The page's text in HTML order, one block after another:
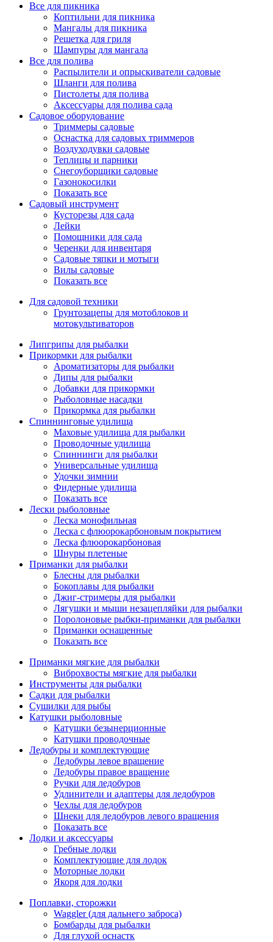
Все для пикника
Коптильни для пикника
Мангалы для пикника
Решетка для гриля
Шампуры для мангала
Все для полива
Распылители и опрыскиватели садовые
Шланги для полива
Пистолеты для полива
Аксессуары для полива сада
Садовое оборудование
Триммеры садовые
Оснастка для садовых триммеров
Воздуходувки садовые
Теплицы и парники
Снегоуборщики садовые
Газонокосилки
Показать все
Садовый инструмент
Кусторезы для сада
Лейки
Помощники для сада
Черенки для инвентаря
Садовые тяпки и мотыги
Вилы садовые
Показать все
Для садовой техники
Грунтозацепы для мотоблоков и
мотокультиваторов
Липгрипы для рыбалки
Прикормки для рыбалки
Ароматизаторы для рыбалки
Дипы для рыбалки
Добавки для прикормки
Рыболовные насадки
Прикормка для рыбалки
Спиннинговые удилища
Маховые удилища для рыбалки
Проводочные удилища
Спиннинги для рыбалки
Универсальные удилища
Удочки зимнии
Фидерные удилища
Показать все
Лески рыболовные
Леска монофильная
Леска с флюорокарбоновым покрытием
Леска флюорокарбоновая
Шнуры плетеные
Приманки для рыбалки
Блесны для рыбалки
Бокоплавы для рыбалки
Джиг-стримеры для рыбалки
Лягушки и мыши незацепляйки для рыбалки
Поролоновые рыбки-приманки для рыбалки
Приманки оснащенные
Показать все
Приманки мягкие для рыбалки
Виброхвосты мягкие для рыбалки
Инструменты для рыбалки
Садки для рыбалки
Сушилки для рыбы
Катушки рыболовные
Катушки безынерционные
Катушки проводочные
Ледобуры и комплектующие
Ледобуры левое вращение
Ледобуры правое вращение
Ручки для ледобуров
Удлинители и адаптеры для ледобуров
Чехлы для ледобуров
Шнеки для ледобуров левого вращения
Показать все
Лодки и аксессуары
Гребные лодки
Комплектующие для лодок
Моторные лодки
Якоря для лодки
Поплавки, сторожки
Waggler (для дальнего заброса)
Бомбарды для рыбалки
Для глухой оснастк